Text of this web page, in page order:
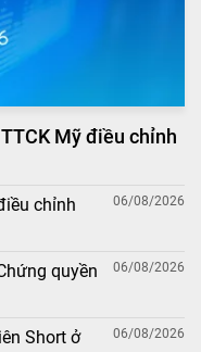
Mỹ điều chỉnh
chỉnh
06/08/2026
quyền
06/08/2026
Short ở
06/08/2026